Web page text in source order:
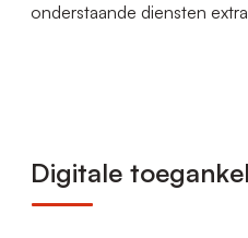
onderstaande diensten
Digitale